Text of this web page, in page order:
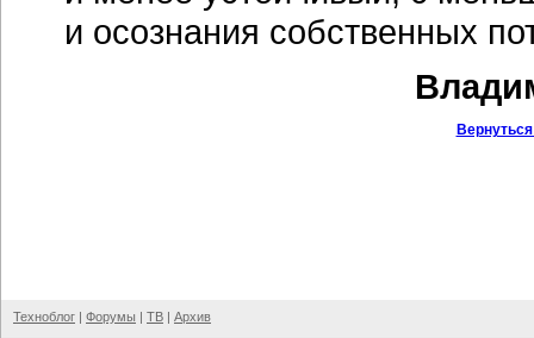
и осознания собственных
Техноблог | Форумы | ТВ | Архив